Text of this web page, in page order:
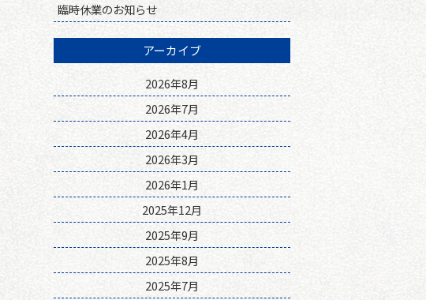
臨時休業のお知らせ
アーカイブ
2026年8月
2026年7月
2026年4月
2026年3月
2026年1月
2025年12月
2025年9月
2025年8月
2025年7月